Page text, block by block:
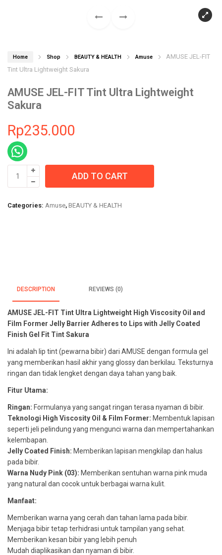
Home Shop BEAUTY & HEALTH Amuse
AMUSE JEL-FIT
Tint Ultra Lightweight Sakura
AMUSE JEL-FIT Tint Ultra Lightweight
Sakura
Rp235.000
AMUSE
JEL-
Tint
ADD TO CART
Categories: Amuse, BEAUTY & HEALTH
DESCRIPTION REVIEWS (0)
AMUSE JEL-FIT Tint Ultra Lightweight High Viscosity Oil and
Film Former Jelly Barrier Adheres to Lips with Jelly Coated
Finish Gel Fit Tint Sakura
Ini adalah lip tint (pewarna bibir) dari AMUSE dengan formula gel
yang memberikan hasil akhir yang glossy dan berkilau. Teksturnya
ringan dan tidak lengket dengan daya tahan yang baik.
Fitur Utama:
Ringan: Formulanya yang sangat ringan terasa nyaman di bibir.
Teknologi High Viscosity Oil & Film Former: Membentuk lapisan
seperti jeli pelindung yang mengunci warna dan mempertahankan
kelembapan.
Jelly Coated Finish: Memberikan lapisan mengkilap dan halus
pada bibir.
Warna Nudy Pink (03): Memberikan sentuhan warna pink muda
yang natural dan cocok untuk berbagai warna kulit.
Manfaat:
Memberikan warna yang cerah dan tahan lama pada bibir.
Menjaga bibir tetap terhidrasi untuk tampilan yang sehat.
Memberikan kesan bibir yang lebih penuh
Mudah diaplikasikan dan nyaman di bibir.